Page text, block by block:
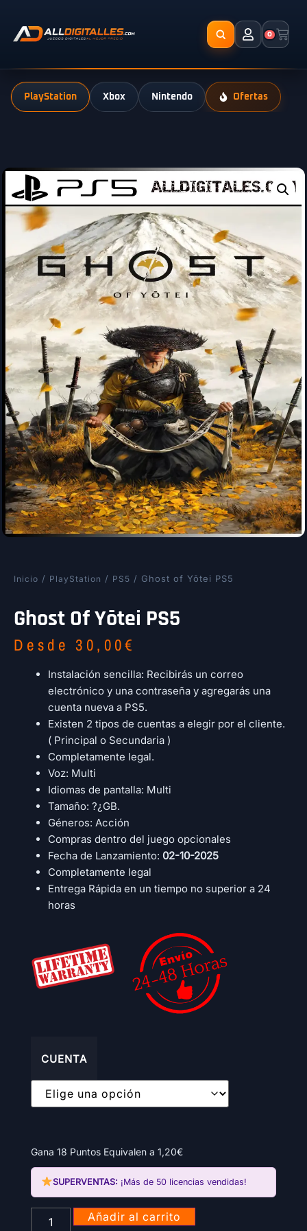
0
PlayStation Xbox Nintendo Ofertas
Inicio / PlayStation / PS5 / Ghost of Yōtei PS5
Ghost Of Yōtei PS5
Desde30,00€
Instalación sencilla: Recibirás un correo
electrónico y una contraseña y agregarás una
cuenta nueva a PS5.
Existen 2 tipos de cuentas a elegir por el cliente.
( Principal o Secundaria )
Completamente legal.
Voz: Multi
Idiomas de pantalla: Multi
Tamaño: ?¿GB.
Géneros: Acción
Compras dentro del juego opcionales
Fecha de Lanzamiento: 02-10-2025
Completamente legal
Entrega Rápida en un tiempo no superior a 24
horas
CUENTA
Gana 18 Puntos Equivalen a 1,20€
SUPERVENTAS: ¡Más de 50 licencias vendidas!
Añadir al carrito